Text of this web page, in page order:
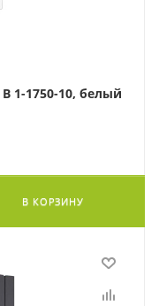
1-1750-10, белый
В КОРЗИНУ